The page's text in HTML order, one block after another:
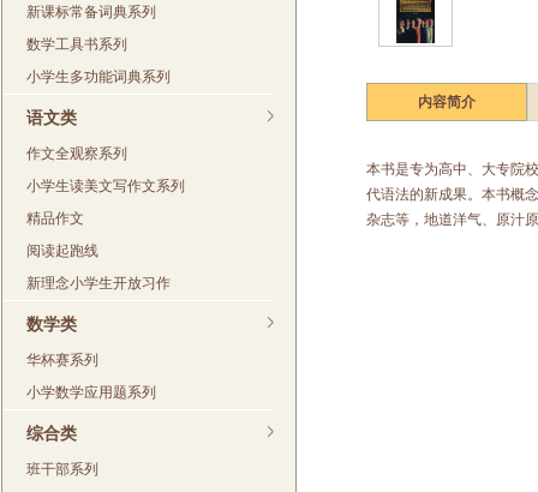
新课标常备词典系列
数学工具书系列
小学生多功能词典系列
语文类
作文全观察系列
小学生读美文写作文系列
精品作文
阅读起跑线
新理念小学生开放习作
数学类
华杯赛系列
小学数学应用题系列
综合类
班干部系列
内容简介
本书是专为高中、大专院
代语法的新成果。本书概
杂志等，地道洋气、原汁